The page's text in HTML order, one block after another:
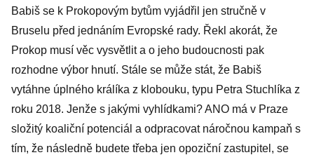
Babiš se k Prokopovým bytům vyjádřil jen stručně v
Bruselu před jednáním Evropské rady. Řekl akorát, že
Prokop musí věc vysvětlit a o jeho budoucnosti pak
rozhodne výbor hnutí. Stále se může stát, že Babiš
vytáhne úplného králíka z klobouku, typu Petra Stuchlíka z
roku 2018. Jenže s jakými vyhlídkami? ANO má v Praze
složitý koaliční potenciál a odpracovat náročnou kampaň s
tím, že následně budete třeba jen opoziční zastupitel, se